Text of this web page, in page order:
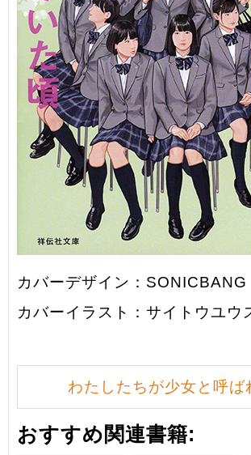
カバーデザイン：SONICBANG
カバーイラスト：サイトウユウ
わたしたちが少女と呼
おすすめ関連書籍: